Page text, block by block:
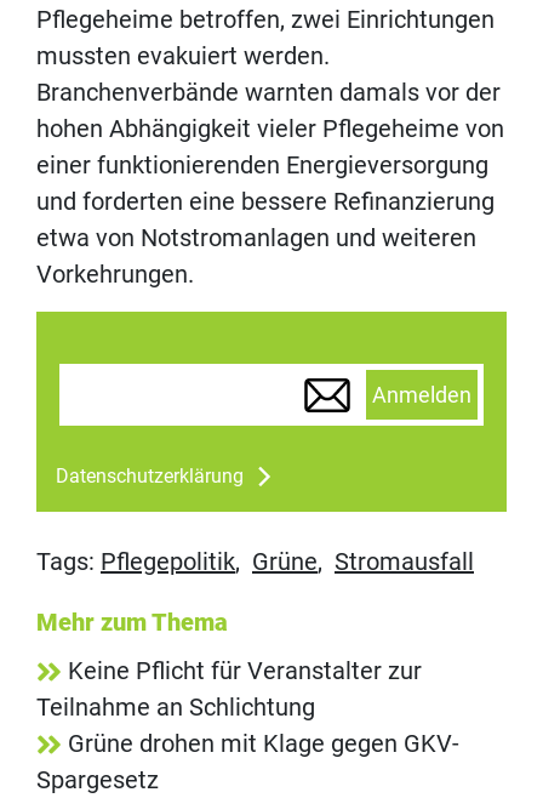
Pflegeheime betroffen, zwei Einrichtungen
mussten evakuiert werden.
Branchenverbände warnten damals vor der
hohen Abhängigkeit vieler Pflegeheime von
einer funktionierenden Energieversorgung
und forderten eine bessere Refinanzierung
etwa von Notstromanlagen und weiteren
Vorkehrungen.
Anmelden
Datenschutzerklärung
Tags: Pflegepolitik, Grüne, Stromausfall
Mehr zum Thema
Keine Pflicht für Veranstalter zur
Teilnahme an Schlichtung
Grüne drohen mit Klage gegen GKV-
Spargesetz